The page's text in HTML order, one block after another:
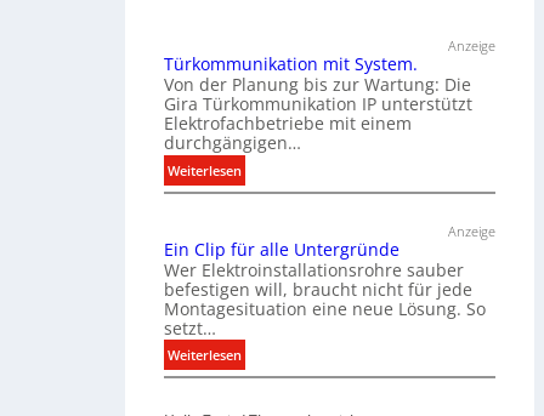
Anzeige
Türkommunikation mit System.
Von der Planung bis zur Wartung: Die
Gira Türkommunikation IP unterstützt
Elektrofachbetriebe mit einem
durchgängigen…
Weiterlesen:
T
k
o
m
u
n
Anzeige
Ein Clip für alle Untergründe
Wer Elektroinstallationsrohre sauber
befestigen will, braucht nicht für jede
Montagesituation eine neue Lösung. So
setzt…
Weiterlesen:
E